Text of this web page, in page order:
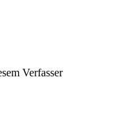
Verfasser